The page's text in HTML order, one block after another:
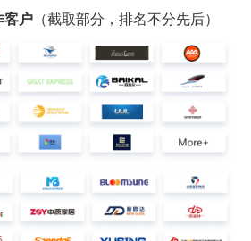
客户（截取部分，排名不分先后）